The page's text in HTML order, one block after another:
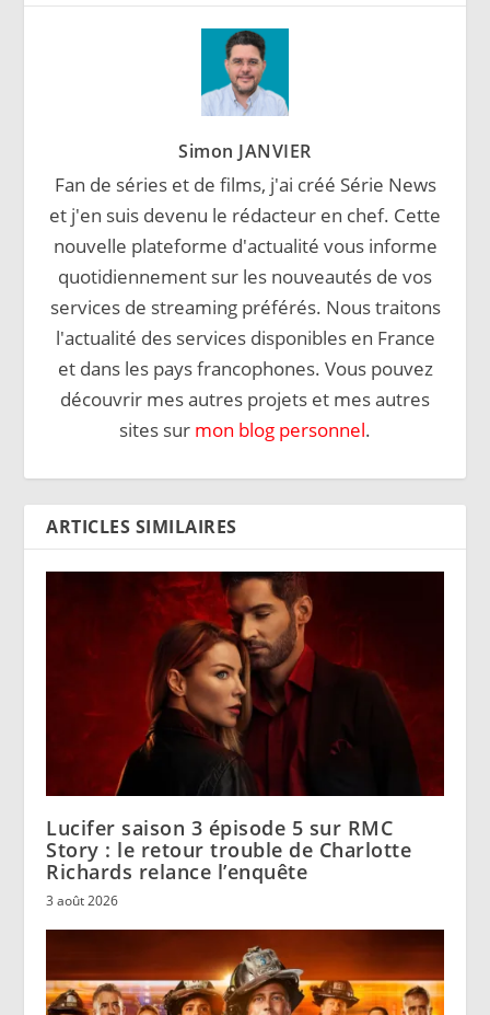
Simon JANVIER
Fan de séries et de films, j'ai créé Série News
et j'en suis devenu le rédacteur en chef. Cette
nouvelle plateforme d'actualité vous informe
quotidiennement sur les nouveautés de vos
services de streaming préférés. Nous traitons
l'actualité des services disponibles en France
et dans les pays francophones. Vous pouvez
découvrir mes autres projets et mes autres
sites sur mon blog personnel.
ARTICLES SIMILAIRES
Lucifer saison 3 épisode 5 sur RMC
Story : le retour trouble de Charlotte
Richards relance l’enquête
3 août 2026